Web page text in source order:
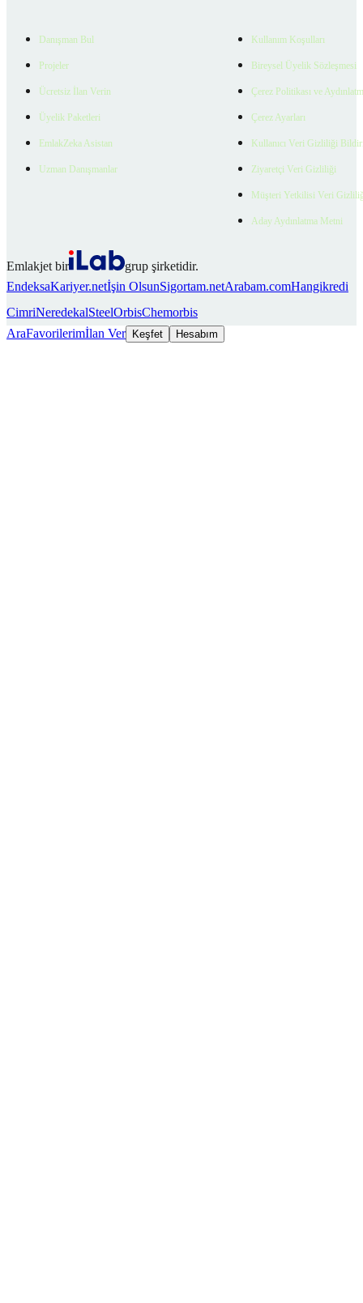
Danışman Bul
Projeler
Ücretsiz İlan Verin
Üyelik Paketleri
EmlakZeka Asistan
Uzman Danışmanlar
Kullanım Koşulları
Bireysel Üyelik Sözleşmesi
Çerez Politikası ve
Çerez Ayarları
Kullanıcı Veri Gizliliği
Ziyaretçi Veri Gizliliği
Müşteri Yetkilisi Veri
Aday Aydınlatma Metni
Emlakjet bir
grup şirketidir.
EndeksaKariyer.netİşin OlsunSigortam.netArabam.comHangikredi
CimriNeredekalSteelOrbisChemorbis
AraFavorilerimİlan Ver Keşfet Hesabım